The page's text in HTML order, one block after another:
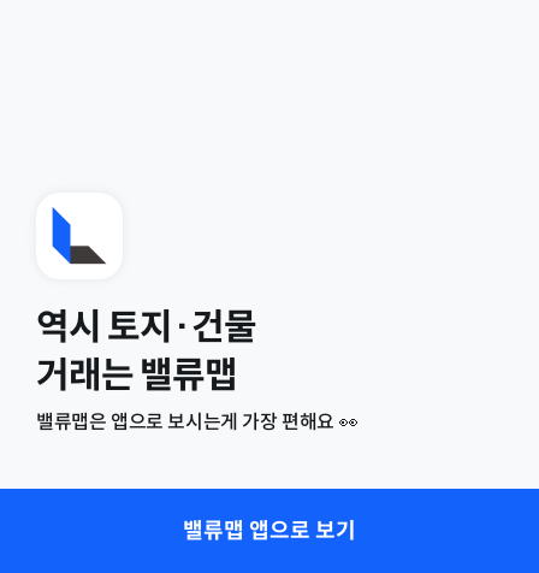
역시 토지·건물
거래는 밸류맵
밸류맵은 앱으로 보시는게 가장 편해요 👀
밸류맵 앱으로 보기